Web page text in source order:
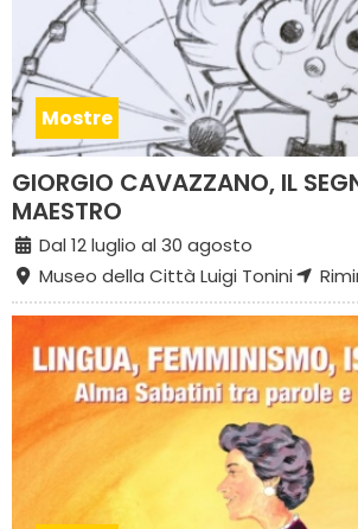
Mostre
GIORGIO CAVAZZANO, IL
MAESTRO
Dal 12 luglio al 30 agosto
Museo della Città Luigi Tonini